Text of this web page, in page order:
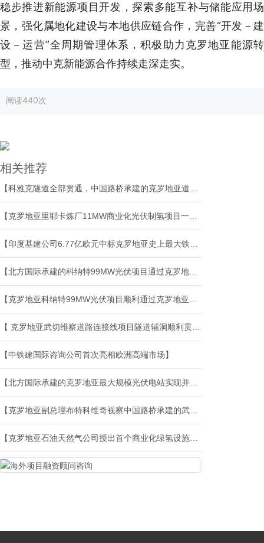
稳步推进新能源项目开发，探索多能互补与储能应用场
景，强化属地化建设与本地供应链合作，完善“开发－建
设－运营”全周期管理体系，积极助力克罗地亚能源转
型，推动中克新能源合作持续走深走实。
阅读440次
相关推荐
【科雅克隧道全部贯通，中国路桥承建的克罗地亚道路项目取得重大进展】
【克罗地亚里耶卡炼厂11MW商业化光伏制氢项目一期顺利完工】
【印度基建公司6.77亿欧元中标克罗地亚史上最大铁路项目，首次进入欧洲市场】
【北方国际承建的科纳特99MW光伏项目通过克罗地亚国家验收 】
【克罗地亚科纳特99MW光伏项目顺利通过克罗地亚国家验收】
【 克罗地亚武切维察道路连接线项目隧道辅洞顺利贯通】
【中铁建国际咨询公司首次亮相欧洲高端市场】
【北方国际承建的克罗地亚最大规模光伏电站实现并网发电】
【克罗地亚副总理布特科维奇视察中国路桥承建的武切维察隧道项目】
【克罗地亚石油天然气公司授出首个商业化绿氢设施建设合同】